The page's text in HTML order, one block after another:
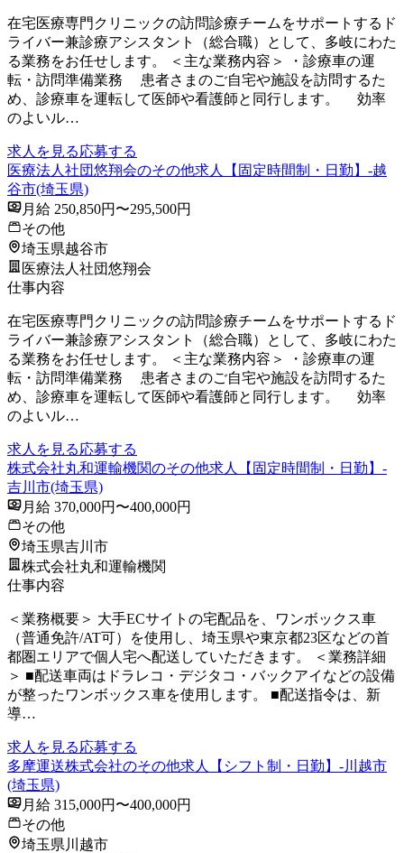
在宅医療専門クリニックの訪問診療チームをサポートするド
ライバー兼診療アシスタント（総合職）として、多岐にわた
る業務をお任せします。 ＜主な業務内容＞ ・診療車の運
転・訪問準備業務 患者さまのご自宅や施設を訪問するた
め、診療車を運転して医師や看護師と同行します。 効率
のよいル…
求人を見る応募する
医療法人社団悠翔会のその他求人【固定時間制・日勤】-越
谷市(埼玉県)
月給 250,850円〜295,500円
その他
埼玉県越谷市
医療法人社団悠翔会
仕事内容
在宅医療専門クリニックの訪問診療チームをサポートするド
ライバー兼診療アシスタント（総合職）として、多岐にわた
る業務をお任せします。 ＜主な業務内容＞ ・診療車の運
転・訪問準備業務 患者さまのご自宅や施設を訪問するた
め、診療車を運転して医師や看護師と同行します。 効率
のよいル…
求人を見る応募する
株式会社丸和運輸機関のその他求人【固定時間制・日勤】-
吉川市(埼玉県)
月給 370,000円〜400,000円
その他
埼玉県吉川市
株式会社丸和運輸機関
仕事内容
＜業務概要＞ 大手ECサイトの宅配品を、ワンボックス車
（普通免許/AT可）を使用し、埼玉県や東京都23区などの首
都圏エリアで個人宅へ配送していただきます。 ＜業務詳細
＞ ■配送車両はドラレコ・デジタコ・バックアイなどの設備
が整ったワンボックス車を使用します。 ■配送指令は、新
導…
求人を見る応募する
多摩運送株式会社のその他求人【シフト制・日勤】-川越市
(埼玉県)
月給 315,000円〜400,000円
その他
埼玉県川越市